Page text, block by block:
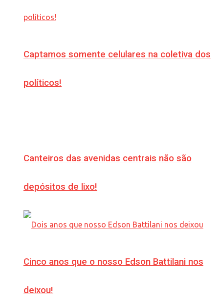
Captamos somente celulares na coletiva dos
políticos!
Canteiros das avenidas centrais não são
depósitos de lixo!
Cinco anos que o nosso Edson Battilani nos
deixou!